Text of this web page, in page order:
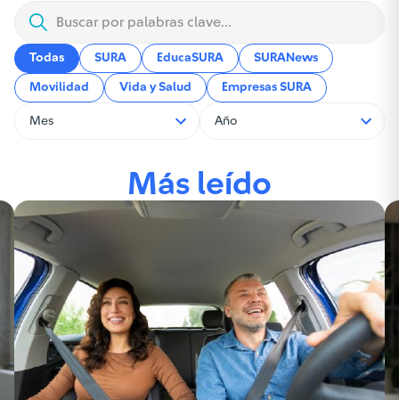
Todas SURA EducaSURA SURANews
Movilidad Vida y Salud Empresas SURA
Más leído